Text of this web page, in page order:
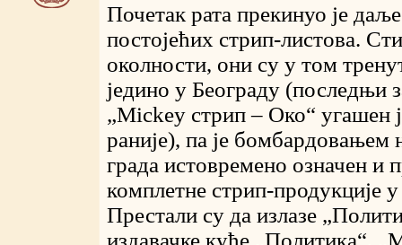
Почетак рата прекинуо је
постојећих стрип-листова.
околности, они су у том
једино у Београду (последњи
„Mickey стрип – Око“ угашен
раније), па је бомбардовањем
града истовремено означен и
комплетне стрип-продукције
Престали су да излазе
издавачке куће „Политика“,